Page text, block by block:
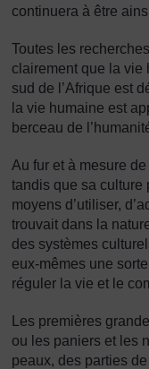
continuera à être
Toutes les
clairement que la vie
sud de l’Afrique est
la vie humaine est
berceau de
Au fur et à mesure
tandis que sa culture
moyens d’utiliser,
trouvait dans la
des systèmes
eux-mêmes une
réguler la vie et le
Les premières
ou les paniers et les
peaux, des parties